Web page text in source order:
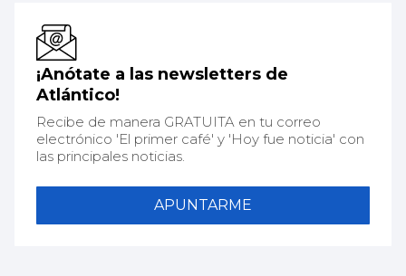
¡Anótate a las newsletters de
Atlántico!
Recibe de manera GRATUITA en tu correo
electrónico 'El primer café' y 'Hoy fue noticia' con
las principales noticias.
APUNTARME